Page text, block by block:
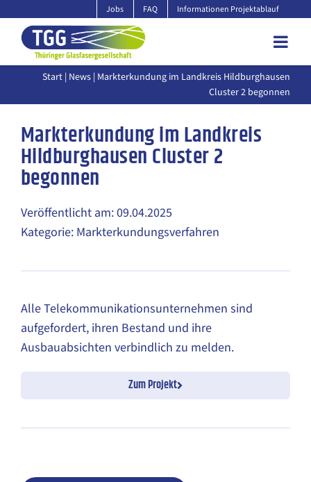
Inhalt
springen
Jobs FAQ Informationen Projektablauf
Start | News | Markterkundung im Landkreis Hildburghausen
Cluster 2 begonnen
Markterkundung im Landkreis
Hildburghausen Cluster 2
begonnen
Veröffentlicht am: 09.04.2025
Kategorie: Markterkundungsverfahren
Alle Telekommunikationsunternehmen sind
aufgefordert, ihren Bestand und ihre
Ausbauabsichten verbindlich zu melden.
Zum Projekt